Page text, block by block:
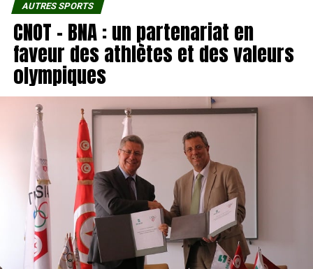
AUTRES SPORTS
CNOT – BNA : un partenariat en
faveur des athlètes et des valeurs
olympiques